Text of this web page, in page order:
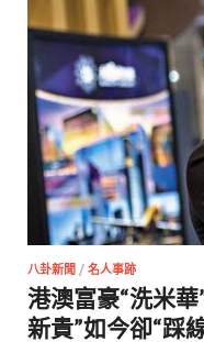
八卦新聞 / 名人事跡
港澳富豪“洗米
新貴”如今卻“踩